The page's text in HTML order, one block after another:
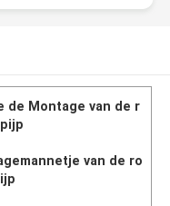
de Montage van de r
van de ro